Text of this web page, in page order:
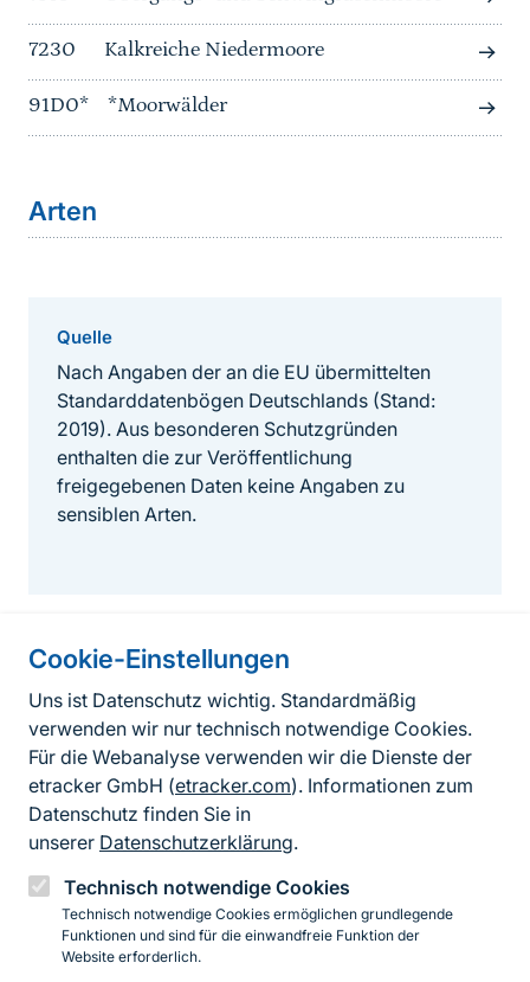
Cookie-Einstellungen
Uns ist Datenschutz wichtig. Standardmäßig
verwenden wir nur technisch notwendige Cookies.
Für die Webanalyse verwenden wir die Dienste der
etracker GmbH (etracker.com). Informationen zum
Datenschutz finden Sie in
unserer Datenschutzerklärung.
Technisch notwendige Cookies
Technisch notwendige Cookies ermöglichen grundlegende
Funktionen und sind für die einwandfreie Funktion der
Website erforderlich.
7230 Kalkreiche Niedermoore
91D0* *Moorwälder
Arten
Quelle
Nach Angaben der an die EU übermittelten
Standarddatenbögen Deutschlands (Stand:
2019). Aus besonderen Schutzgründen
enthalten die zur Veröffentlichung
freigegebenen Daten keine Angaben zu
sensiblen Arten.
Informationen zur Seite
FußzeileKontakt zum BfN
Kontaktformular
Erklärung zur Barrierefreiheit
Impressum
Datenschutz